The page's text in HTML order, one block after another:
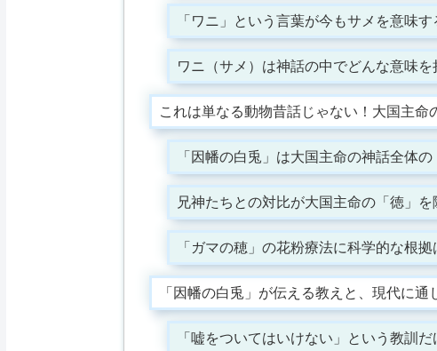
「ワニ」という言葉が今もサメを意味
ワニ（サメ）は神話の中でどんな意味を
これは単なる動物昔話じゃない！大国主命
「因幡の白兎」は大国主命の神話全体
兄神たちとの対比が大国主命の「徳」を
「ガマの穂」の花粉療法に科学的な根
「因幡の白兎」が伝える教えと、現代に
「嘘をついてはいけない」という教訓